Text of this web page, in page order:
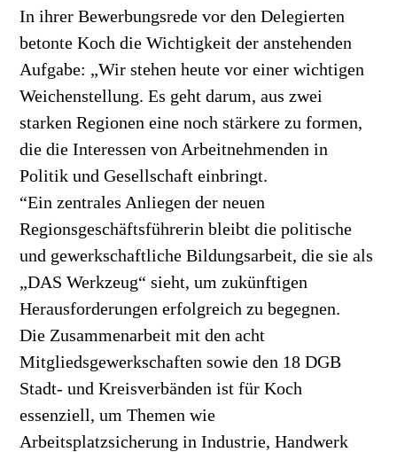
In ihrer Bewerbungsrede vor den Delegierten
betonte Koch die Wichtigkeit der anstehenden
Aufgabe: „Wir stehen heute vor einer wichtigen
Weichenstellung. Es geht darum, aus zwei
starken Regionen eine noch stärkere zu formen,
die die Interessen von Arbeitnehmenden in
Politik und Gesellschaft einbringt.
“Ein zentrales Anliegen der neuen
Regionsgeschäftsführerin bleibt die politische
und gewerkschaftliche Bildungsarbeit, die sie als
„DAS Werkzeug“ sieht, um zukünftigen
Herausforderungen erfolgreich zu begegnen.
Die Zusammenarbeit mit den acht
Mitgliedsgewerkschaften sowie den 18 DGB
Stadt- und Kreisverbänden ist für Koch
essenziell, um Themen wie
Arbeitsplatzsicherung in Industrie, Handwerk